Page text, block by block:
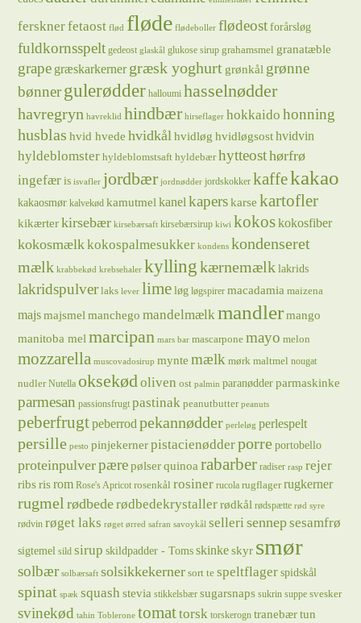
fersknerfetaost flød fløde flødeboller flødeost forårsløg
fuldkornsspelt gedeost glaskål glukose sirup grahamsmel granatæble
grape græskarkernergræsk yoghurt grønkål grønne
bønnergulerødder halloumi hasselnødder
havregryn havreklid hindbær hirseflager hokkaido honning
husblas hvid hvede hvidkålhvidløg hvidløgsost hvidvin
hyldeblomster hyldeblomstsaft hyldebær hytteosthørfrø
ingefær is isvafler jordbær jordnødder jordskokker kaffekakao
kakaosmør kalvekød kamutmel kanelkaperskarse kartofler
kikærterkirsebær kirsebærsaft kirsebærsirup kiwi kokoskokosfiber
kokosmælkkokospalmesukker kondens kondenseret
mælk krabbekød krebsehaler kylling kærnemælk lakrids
lakridspulver laks lever lime løg løgspirer macadamia maizena
majsmajsmel manchego mandelmælkmandler mango
manitoba mel marcipan mars bar mascarpone mayo melon
mozzarella muscovadosirup mynte mælk mørk maltmel nougat
nudler Nutella oksekødoliven ost palmin paranødder parmaskinke
parmesan passionsfrugt pastinak peanutbutter peanuts
peberfrugtpeberrodpekannødder perleløg perlespelt
persille pesto pinjekerner pistacienødderporre portobello
proteinpulverpære pølser quinoa rabarber radiser rasp rejer
ribs risrom Rose's Apricot rosenkål rosiner rucola rugflager rugkerner
rugmel rødbederødbedekrystallerrødkål rødspætte rød syre
rødvin røget laks røget ørred safran savoykål sellerisennepsesamfrø
sigtemel sild sirup skildpadder - Toms skinke skyr smør
solbær solbærsaft solsikkekerner sort te speltflager spidskål
spinat spæk squash stevia stikkelsbær sugarsnaps sukrin suppe svesker
svinekød tahin Toblerone tomattorsk torskerogn tranebærtun